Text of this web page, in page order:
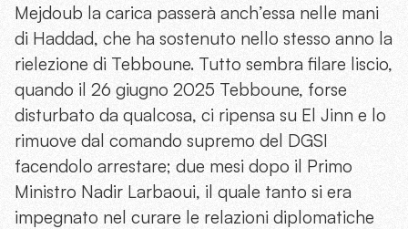
Mejdoub la carica passerà anch’essa nelle mani
di Haddad, che ha sostenuto nello stesso anno la
rielezione di Tebboune. Tutto sembra filare liscio,
quando il 26 giugno 2025 Tebboune, forse
disturbato da qualcosa, ci ripensa su El Jinn e lo
rimuove dal comando supremo del DGSI
facendolo arrestare; due mesi dopo il Primo
Ministro Nadir Larbaoui, il quale tanto si era
impegnato nel curare le relazioni diplomatiche